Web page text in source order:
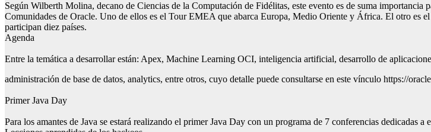
Según Wilberth Molina, decano de Ciencias de la Computación de Fidélitas, este evento es de suma
Comunidades de Oracle. Uno de ellos es el Tour EMEA que abarca Europa, Medio Oriente y África. El otro es
participan diez países.
Agenda
Entre la temática a desarrollar están: Apex, Machine Learning OCI, inteligencia artificial, desarrollo de
administración de base de datos, analytics, entre otros, cuyo detalle puede consultarse en este vínculo https://
Primer Java Day
Para los amantes de Java se estará realizando el primer Java Day con un programa de 7 conferencias dedicadas a